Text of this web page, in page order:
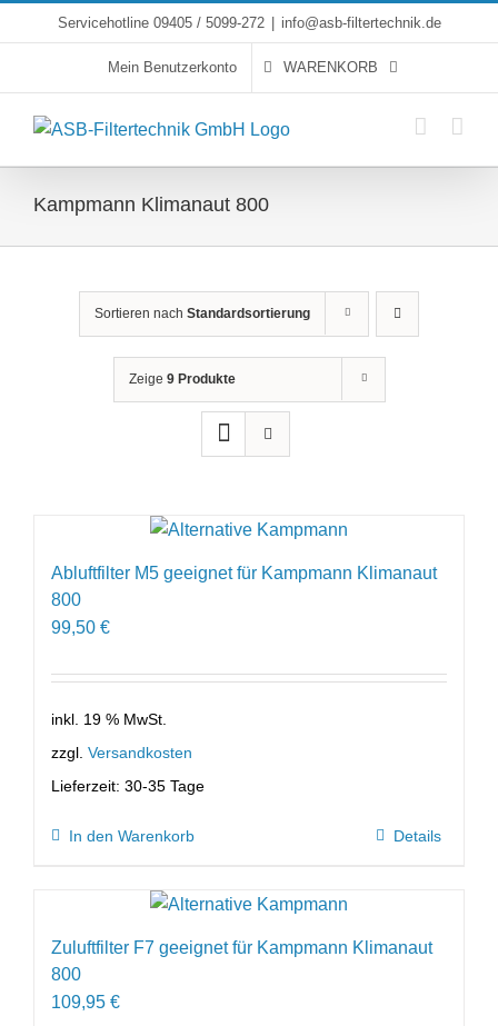
to
Servicehotline 09405 / 5099-272 info@asb-filtertechnik.de
Mein Benutzerkonto WARENKORB
Kampmann Klimanaut 800
Sortieren nach Standardsortierung
Zeige 9 Produkte
Abluftfilter M5 geeignet für Kampmann Klimanaut
800
99,50 €
inkl. 19 % MwSt.
zzgl. Versandkosten
Lieferzeit: 30-35 Tage
In den Warenkorb Details
Zuluftfilter F7 geeignet für Kampmann Klimanaut
800
109,95 €